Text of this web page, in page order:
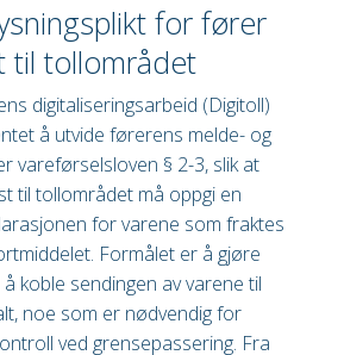
for fører
til tollområdet
digitaliseringsarbeid (Digitoll)
å utvide førerens melde- og
vareførselsloven § 2-3, slik at
til tollområdet må oppgi en
for varene som fraktes
Formålet er å gjøre
koble sendingen av varene til
noe som er nødvendig for
ved grensepassering. Fra